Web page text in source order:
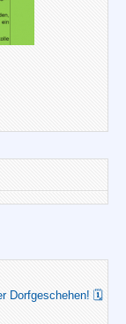
Dorfgeschehen! 🗓️